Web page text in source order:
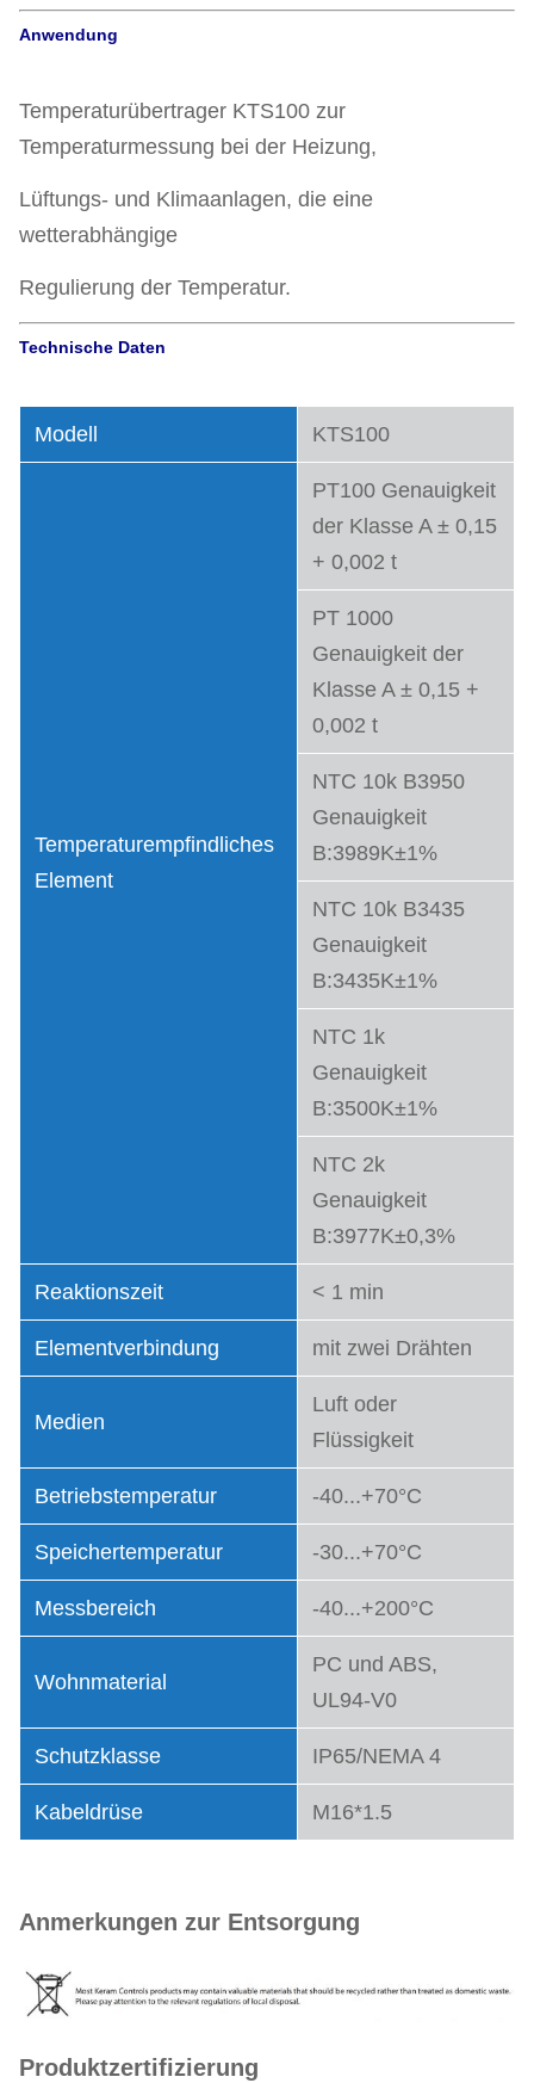
Anwendung
Temperaturübertrager KTS100 zur
Temperaturmessung bei der Heizung,
Lüftungs- und Klimaanlagen, die eine
wetterabhängige
Regulierung der Temperatur.
Technische Daten
Modell KTS100
Temperaturempfindliches
Element
PT100 Genauigkeit
der Klasse A ± 0,15
+ 0,002 t
PT 1000
Genauigkeit der
Klasse A ± 0,15 +
0,002 t
NTC 10k B3950
Genauigkeit
B:3989K±1%
NTC 10k B3435
Genauigkeit
B:3435K±1%
NTC 1k
Genauigkeit
B:3500K±1%
NTC 2k
Genauigkeit
B:3977K±0,3%
Reaktionszeit < 1 min
Elementverbindung mit zwei Drähten
Medien
Luft oder
Flüssigkeit
Betriebstemperatur -40...+70°C
Speichertemperatur -30...+70°C
Messbereich -40...+200°C
Wohnmaterial
PC und ABS,
UL94-V0
Schutzklasse IP65/NEMA 4
Kabeldrüse M16*1.5
Anmerkungen zur Entsorgung
Produktzertifizierung